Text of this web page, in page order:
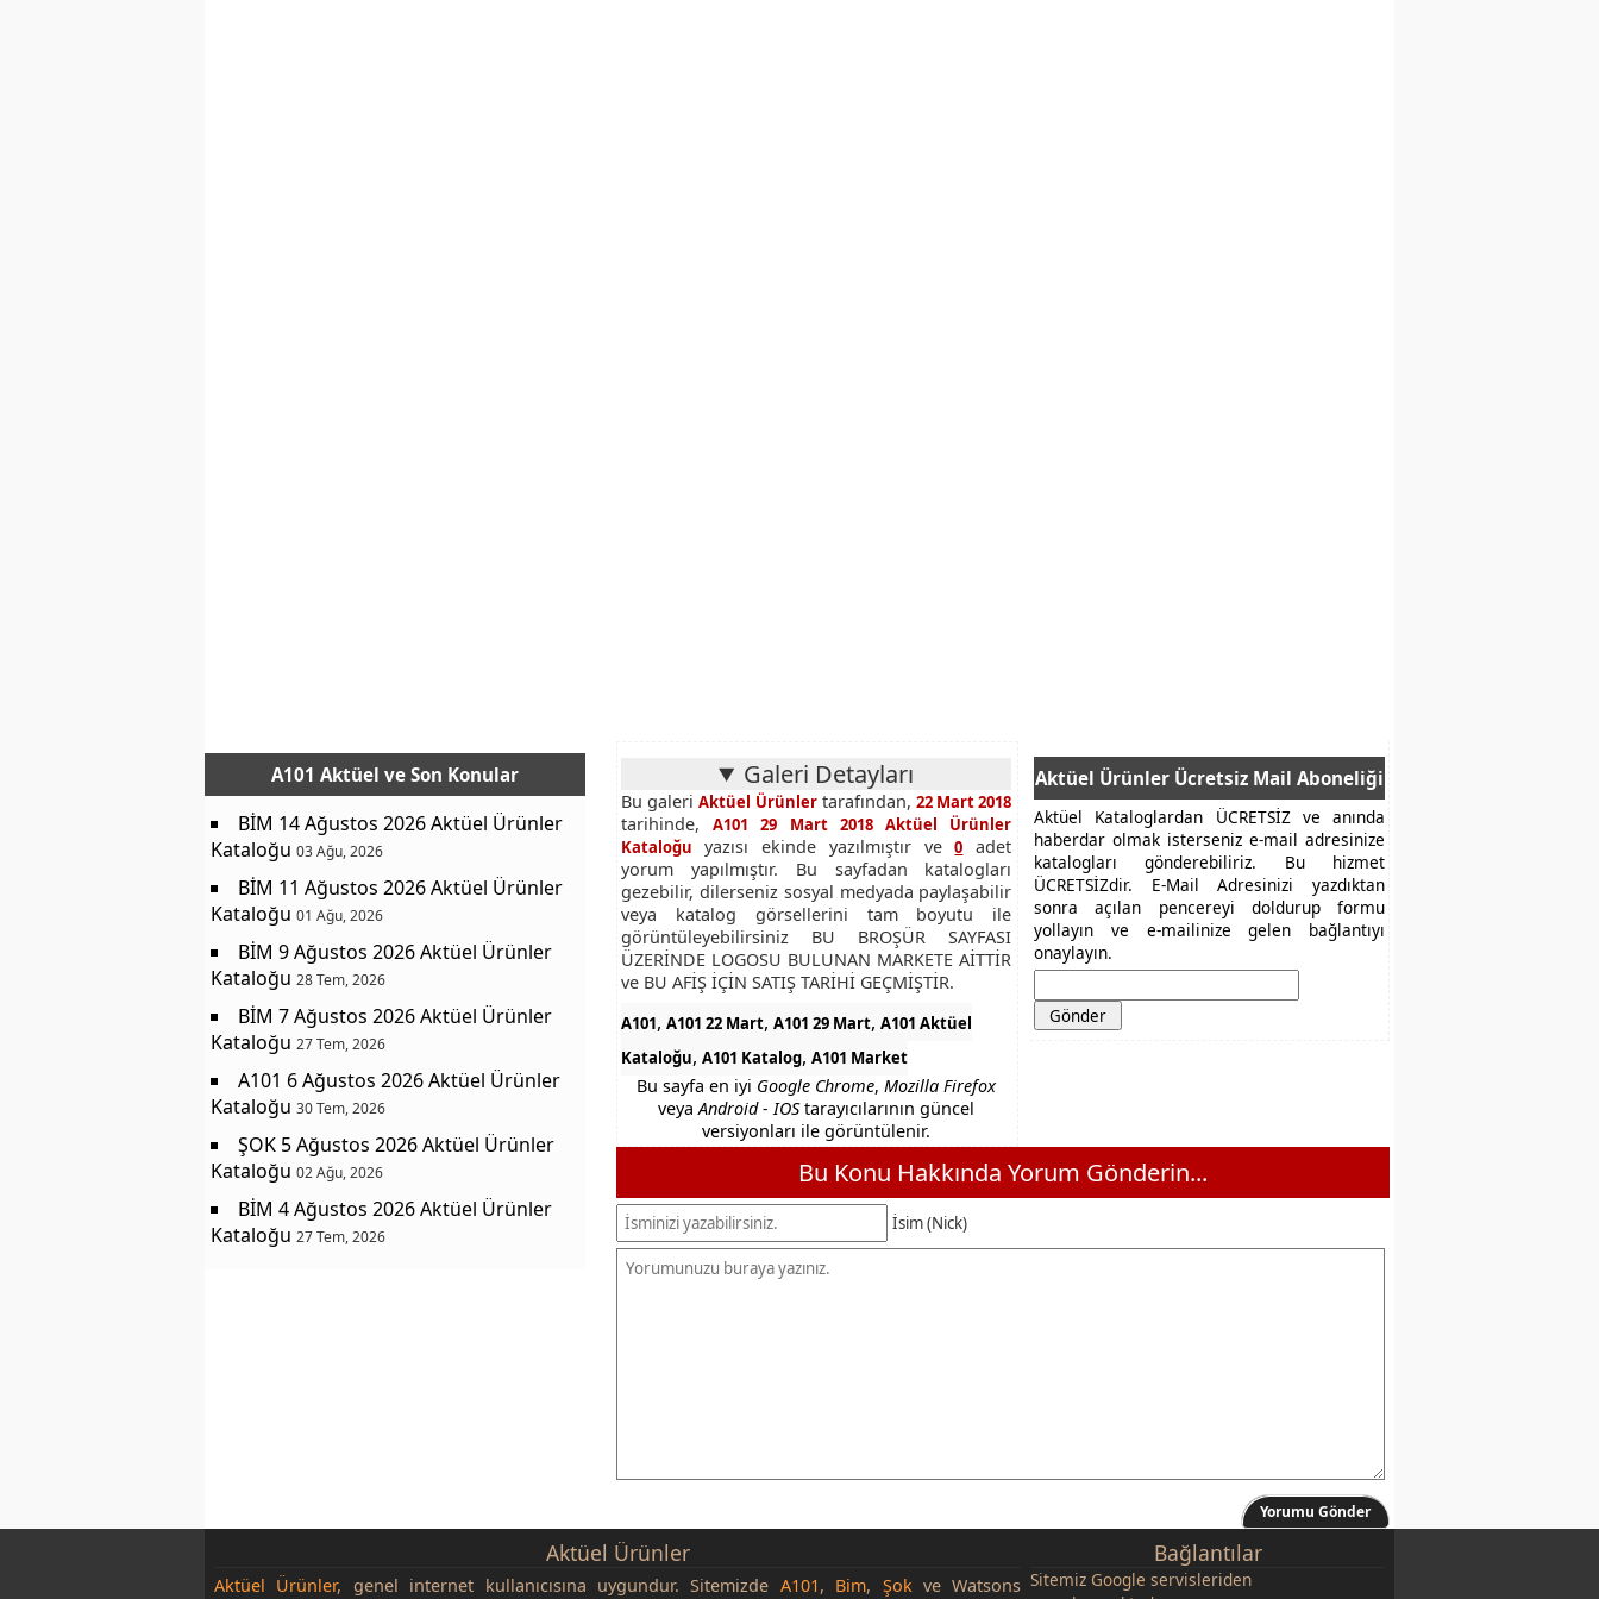
Galeri Detayları
Bu galeriAktüel Ürünlertarafından, 22 Mart 2018
tarihinde,A101 29 Mart 2018 Aktüel Ürünler
Kataloğu yazısı ekinde yazılmıştır ve0 adet
yorum yapılmıştır. Bu sayfadan katalogları
gezebilir, dilerseniz sosyal medyada paylaşabilir
veya katalog görsellerini tam boyutu ile
görüntüleyebilirsiniz BU BROŞÜR SAYFASI
ÜZERİNDE LOGOSU BULUNAN MARKETE AİTTİR
ve BU AFİŞ İÇİN SATIŞ TARİHİ GEÇMİŞTİR.
A101, A101 22 Mart, A101 29 Mart, A101 Aktüel
Kataloğu, A101 Katalog, A101 Market
Bu sayfa en iyi Google Chrome,Mozilla Firefox
veyaAndroid - IOStarayıcılarının güncel
versiyonları ile görüntülenir.
Aktüel Ürünler Ücretsiz Mail Aboneliği
Aktüel Kataloglardan ÜCRETSİZ ve anında
haberdar olmak isterseniz e-mail adresinize
katalogları gönderebiliriz. Bu hizmet
ÜCRETSİZdir. E-Mail Adresinizi yazdıktan
sonra açılan pencereyi doldurup formu
yollayın ve e-mailinize gelen bağlantıyı
onaylayın.
Bu Konu Hakkında Yorum Gönderin...
İsim (Nick)
Yorumu Gönder
A101 Aktüel ve Son Konular
BİM 14 Ağustos 2026 Aktüel Ürünler
Kataloğu 03 Ağu, 2026
BİM 11 Ağustos 2026 Aktüel Ürünler
Kataloğu 01 Ağu, 2026
BİM 9 Ağustos 2026 Aktüel Ürünler
Kataloğu 28 Tem, 2026
BİM 7 Ağustos 2026 Aktüel Ürünler
Kataloğu 27 Tem, 2026
A101 6 Ağustos 2026 Aktüel Ürünler
Kataloğu 30 Tem, 2026
ŞOK 5 Ağustos 2026 Aktüel Ürünler
Kataloğu 02 Ağu, 2026
BİM 4 Ağustos 2026 Aktüel Ürünler
Kataloğu 27 Tem, 2026
Aktüel Ürünler
Aktüel Ürünler, genel internet kullanıcısına uygundur. Sitemizde A101, Bim, Şokve Watsons
Bağlantılar
Sitemiz Google servisleriden